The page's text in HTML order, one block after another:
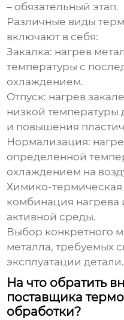
– обязательный этап.
Различные виды
включают в себя:
Закалка: нагрев
температуры с
охлаждением.
Отпуск: нагрев
низкой температуры
и повышения
Нормализация:
определенной
охлаждением на
Химико-термическая
комбинация нагрева
активной среды.
Выбор конкретного
металла, требуемых
эксплуатации детали.
На что обратить
поставщика
обработки?